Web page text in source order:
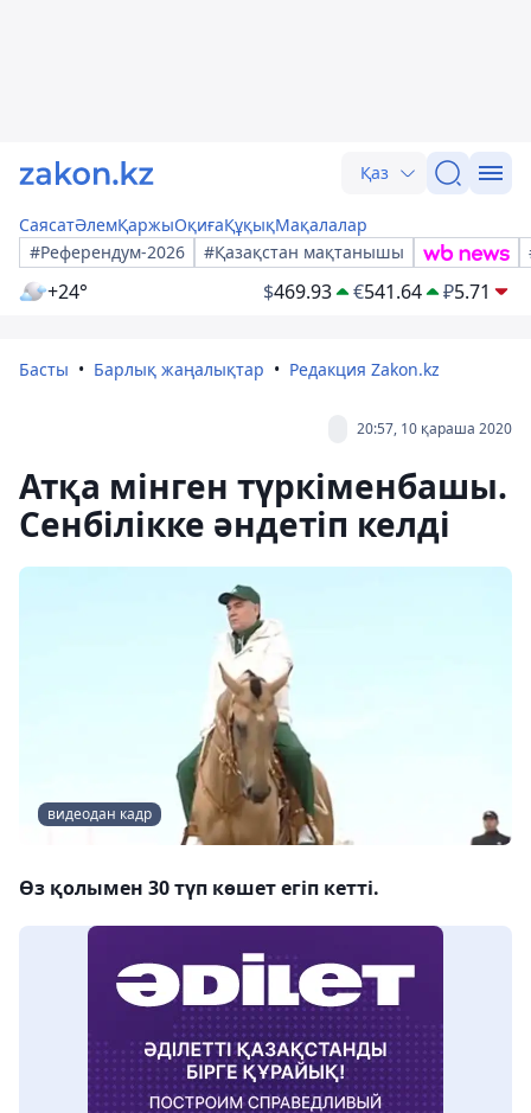
Қаз
СаясатӘлемҚаржыОқиғаҚұқықМақалалар
#Референдум-2026
#Қазақстан мақтанышы
+24° $469.93 €541.64 ₽5.71
Басты Барлық жаңалықтар Редакция Zakon.kz
20:57, 10 қараша 2020
Атқа мінген түркіменбашы.
Сенбілікке әндетіп келді
видеодан кадр
Өз қолымен 30 түп көшет егіп кетті.